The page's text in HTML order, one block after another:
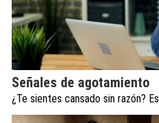
Señales de agotamiento
¿Te sientes cansado sin razón?